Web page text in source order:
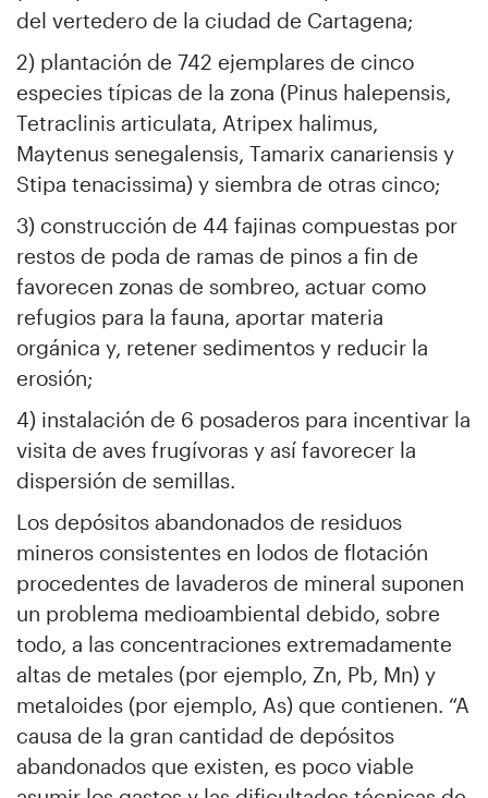
del vertedero de la ciudad de Cartagena;
2) plantación de 742 ejemplares de cinco
especies típicas de la zona (Pinus halepensis,
Tetraclinis articulata, Atripex halimus,
Maytenus senegalensis, Tamarix canariensis y
Stipa tenacissima) y siembra de otras cinco;
3) construcción de 44 fajinas compuestas por
restos de poda de ramas de pinos a fin de
favorecen zonas de sombreo, actuar como
refugios para la fauna, aportar materia
orgánica y, retener sedimentos y reducir la
erosión;
4) instalación de 6 posaderos para incentivar la
visita de aves frugívoras y así favorecer la
dispersión de semillas.
Los depósitos abandonados de residuos
mineros consistentes en lodos de flotación
procedentes de lavaderos de mineral suponen
un problema medioambiental debido, sobre
todo, a las concentraciones extremadamente
altas de metales (por ejemplo, Zn, Pb, Mn) y
metaloides (por ejemplo, As) que contienen. “A
causa de la gran cantidad de depósitos
abandonados que existen, es poco viable